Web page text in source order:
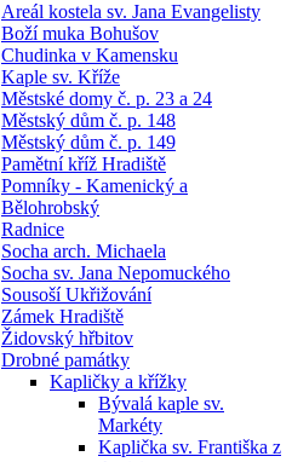
Areál kostela sv. Jana Evangelisty
Boží muka Bohušov
Chudinka v Kamensku
Kaple sv. Kříže
Městské domy č. p. 23 a 24
Městský dům č. p. 148
Městský dům č. p. 149
Pamětní kříž Hradiště
Pomníky - Kamenický a
Bělohrobský
Radnice
Socha arch. Michaela
Socha sv. Jana Nepomuckého
Sousoší Ukřižování
Zámek Hradiště
Židovský hřbitov
Drobné památky
Kapličky a křížky
Bývalá kaple sv.
Markéty
Kaplička sv. Františka z